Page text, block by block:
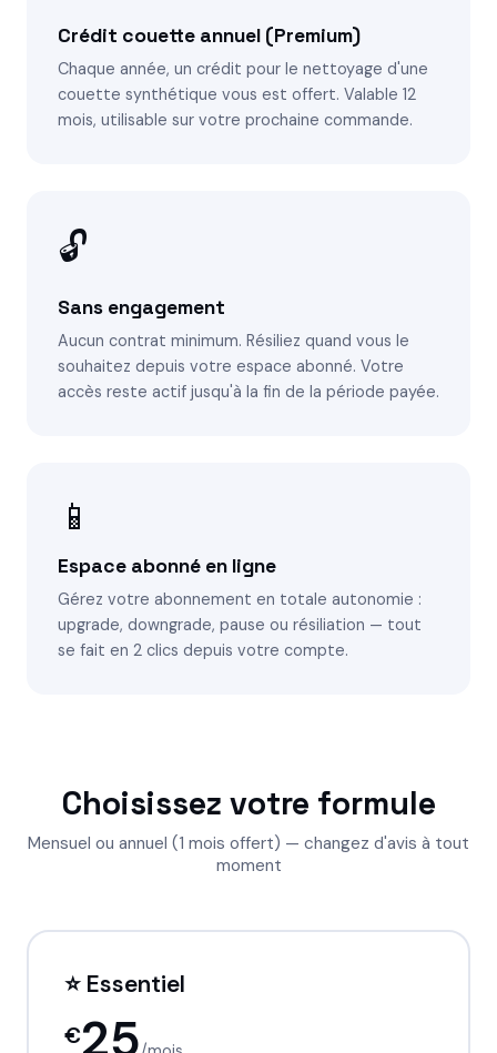
Crédit couette annuel (Premium)
Chaque année, un crédit pour le nettoyage d'une
couette synthétique vous est offert. Valable 12
mois, utilisable sur votre prochaine commande.
🔓
Sans engagement
Aucun contrat minimum. Résiliez quand vous le
souhaitez depuis votre espace abonné. Votre
accès reste actif jusqu'à la fin de la période payée.
📱
Espace abonné en ligne
Gérez votre abonnement en totale autonomie :
upgrade, downgrade, pause ou résiliation — tout
se fait en 2 clics depuis votre compte.
Choisissez votre formule
Mensuel ou annuel (1 mois offert) — changez d'avis à tout
moment
⭐ Essentiel
€25